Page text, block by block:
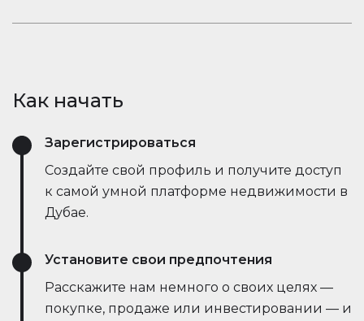
делая сделки быстрее и эффективнее, чем
приложениями. Задавайте вопросы, делитесь
режиме реального времени — всё в одном
месте.
Как начать
Зарегистрироваться
Создайте свой профиль и получите доступ
к самой умной платформе недвижимости в
Дубае.
Установите свои предпочтения
Расскажите нам немного о своих целях —
покупке, продаже или инвестировании — и